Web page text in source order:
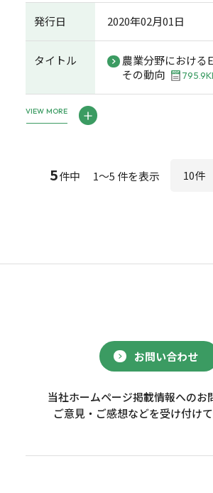
発行日 2020年02月01日
タイトル
農業分野における
その動向
VIEW MORE
5件中 1～5 件を表示
お問い合わせ
当社ホームページ掲載情報へのお
ご意見・ご感想などを受け付けて